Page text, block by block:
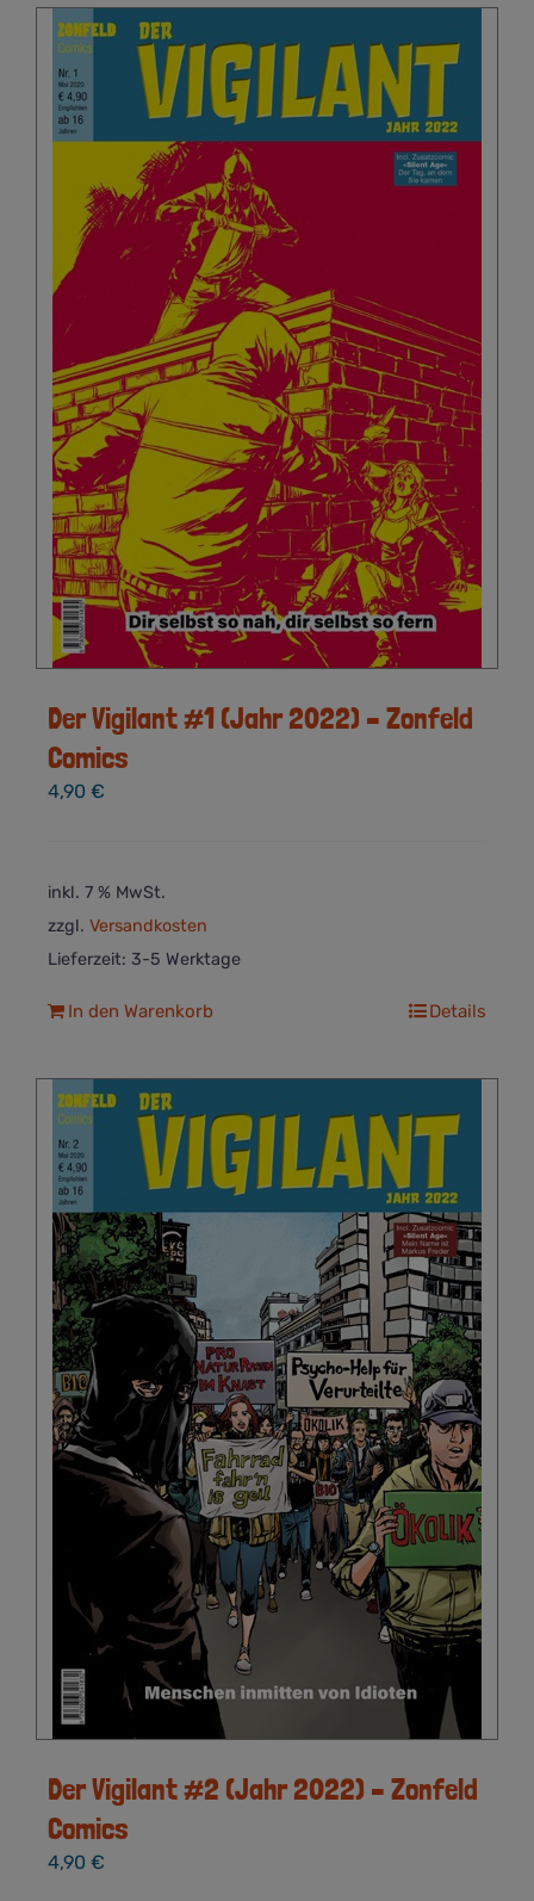
Der Vigilant #1 (Jahr 2022) – Zonfeld
Comics
4,90 €
inkl. 7 % MwSt.
zzgl. Versandkosten
Lieferzeit: 3-5 Werktage
In den Warenkorb Details
Der Vigilant #2 (Jahr 2022) – Zonfeld
Comics
4,90 €